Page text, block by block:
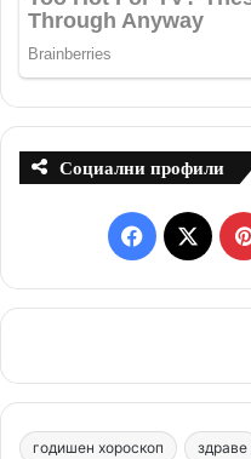
Социални профили
F
a
e
b
X
годишен хороскоп здраве